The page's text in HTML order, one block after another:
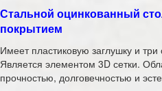
Стальной оцинкованный
покрытием
Имеет пластиковую заглушку и
Является элементом 3D сетки.
прочностью, долговечностью и